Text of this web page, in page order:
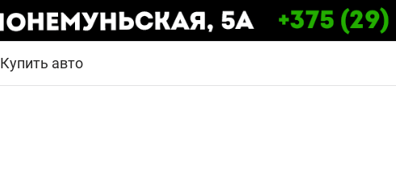
Купить авто